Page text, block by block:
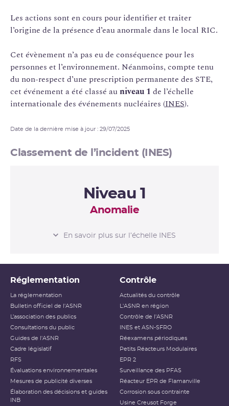
Les actions sont en cours pour identifier et traiter
l’origine de la présence d’eau anormale dans le local RIC.
Cet évènement n’a pas eu de conséquence pour les
personnes et l’environnement. Néanmoins, compte tenu
du non-respect d’une prescription permanente des STE,
cet événement a été classé auniveau 1 de l’échelle
internationale des événements nucléaires (INES).
Date de la dernière mise à jour : 29/07/2025
Classement de l’incident (INES)
Niveau 1
Anomalie
L’ÉCHELLE INES
Niveau 2
Niveau 3 Incident grave
Accident ayant des conséquences
locales
Niveau 5
En savoir plus sur l’échelle INES
Réglementation
La réglementation
Bulletin officiel de l'ASNR
L’association des publics
Consultations du public
Guides de l'ASNR
Cadre législatif
RFS
Évaluations environnementales
Mesures de publicité diverses
Élaboration des décisions et guides
INB
Contrôle
Actualités du contrôle
L'ASNR en région
Contrôle de l'ASNR
INES et ASN-SFRO
Réexamens périodiques
Petits Réacteurs Modulaires
EPR 2
Surveillance des PFAS
Réacteur EPR de Flamanville
Corrosion sous contrainte
Usine Creusot Forge